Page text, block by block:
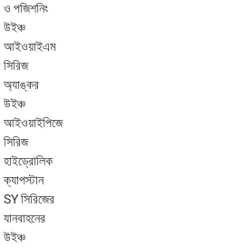
ও পজিশনিং
উইঞ্চ
আইওয়াইএম
সিরিজ
অ্যাঙ্কর
উইঞ্চ
আইওয়াইপিজে
সিরিজ
হাইড্রোলিক
ক্যাপস্টান
SY সিরিজের
যানবাহনের
উইঞ্চ